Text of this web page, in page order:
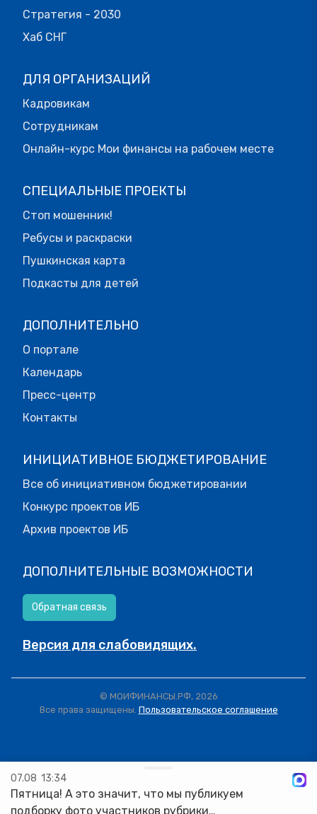
Стратегия - 2030
Хаб СНГ
ДЛЯ ОРГАНИЗАЦИЙ
Кадровикам
Сотрудникам
Онлайн-курс Мои финансы на рабочем месте
СПЕЦИАЛЬНЫЕ ПРОЕКТЫ
Стоп мошенник!
Ребусы и раскраски
Пушкинская карта
Подкасты для детей
ДОПОЛНИТЕЛЬНО
О портале
Календарь
Пресс-центр
Контакты
ИНИЦИАТИВНОЕ БЮДЖЕТИРОВАНИЕ
Все об инициативном бюджетировании
Конкурс проектов ИБ
Архив проектов ИБ
ДОПОЛНИТЕЛЬНЫЕ ВОЗМОЖНОСТИ
Обратная связь
Версия для слабовидящих.
© МОИФИНАНСЫ.РФ, 2026
Все права защищены. Пользовательское соглашение
07.08 13:34
Пятница! А это значит, что мы публикуем
подборку фото участников рубрики